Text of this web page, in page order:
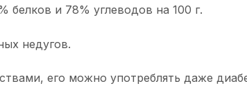
и 78% углеводов на 100 г.
недугов.
его можно употреблять даже